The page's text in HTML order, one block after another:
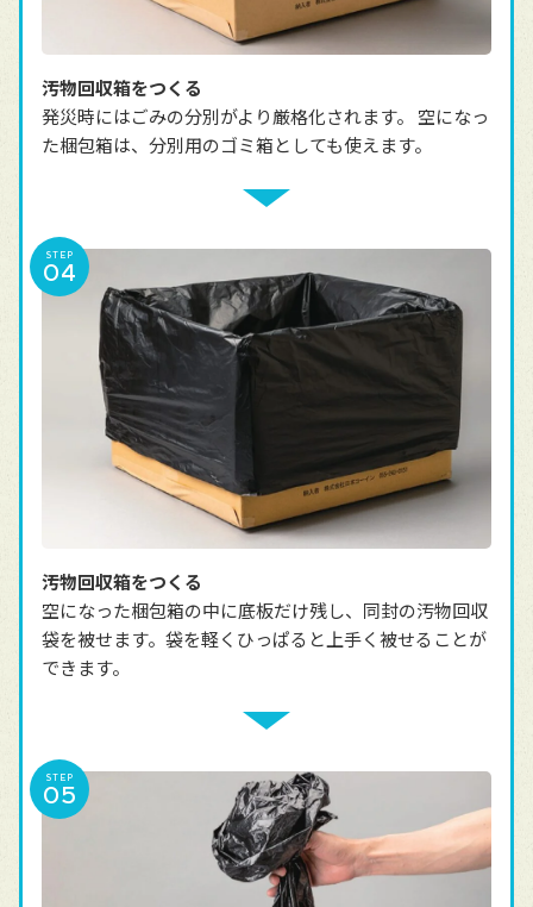
汚物回収箱をつくる
発災時にはごみの分別がより厳格化されます。 空になっ
た梱包箱は、分別用のゴミ箱としても使えます。
STEP
汚物回収箱をつくる
空になった梱包箱の中に底板だけ残し、同封の汚物回収
袋を被せます。袋を軽くひっぱると上手く被せることが
できます。
STEP